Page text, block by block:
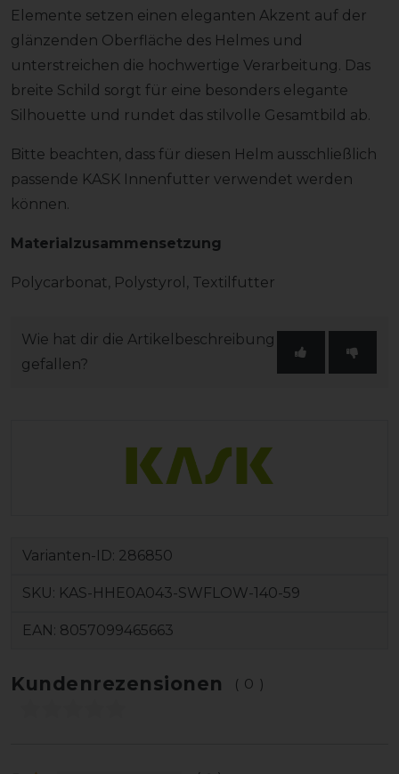
Elemente setzen einen eleganten Akzent auf der
glänzenden Oberfläche des Helmes und
unterstreichen die hochwertige Verarbeitung. Das
breite Schild sorgt für eine besonders elegante
Silhouette und rundet das stilvolle Gesamtbild ab.
Bitte beachten, dass für diesen Helm ausschließlich
passende KASK Innenfutter verwendet werden
können.
Materialzusammensetzung
Polycarbonat, Polystyrol, Textilfutter
Wie hat dir die Artikelbeschreibung
gefallen?
Varianten-ID: 286850
SKU: KAS-HHE0A043-SWFLOW-140-59
EAN: 8057099465663
Kundenrezensionen (0)